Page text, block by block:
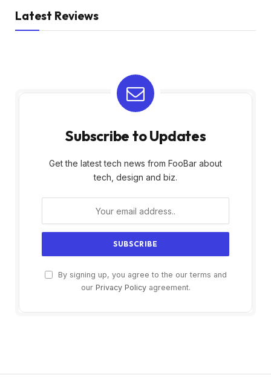
Latest Reviews
Subscribe to Updates
Get the latest tech news from FooBar about
tech, design and biz.
By signing up, you agree to the our terms and
our Privacy Policyagreement.